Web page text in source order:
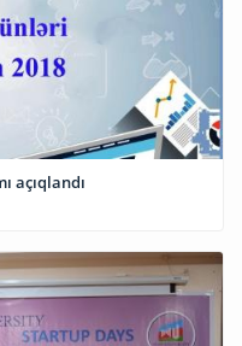
açıqlandı